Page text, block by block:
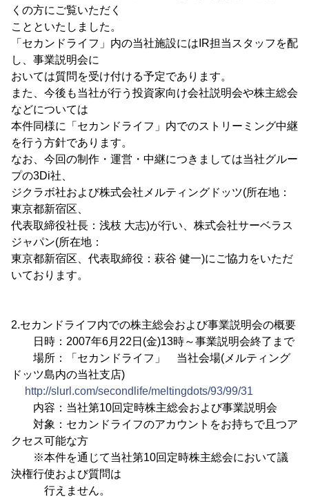
くの方にご覧いただく
ことといたしました。
「セカンドライフ」内の当社施設にはIR担当スタッフを配
し、事業説明会に
おいては質問を受け付ける予定であります。
また、今後も当社が行う投資家向け会社説明会や株主総会
などについては
本件同様に「セカンドライフ」内でのストリーミング中継
を行う方針であります。
なお、今回の制作・運営・中継につきましては当社グルー
プの3Di社、
ジクラボ社および株式会社メルティングドッツ(所在地：
東京都新宿区、
代表取締役社長：浅枝 大志)が行い、株式会社サーベラス
ジャパン(所在地：
東京都新宿区、代表取締役：萩谷 健一)にご協力をいただ
いております。
2.セカンドライフ内での株主総会および事業説明会の概要
日時：2007年6月22日(金)13時～事業説明会終了まで
場所：「セカンドライフ」 当社会場(メルティング
ドッツ島内の当社支店)
http://slurl.com/secondlife/meltingdots/93/99/31
内容：当社第10回定時株主総会および事業説明会
対象：セカンドライフのアカウントをお持ちで且つア
クセス可能な方
※本件を通じて当社第10回定時株主総会において議
決権行使および質問は
行えません。